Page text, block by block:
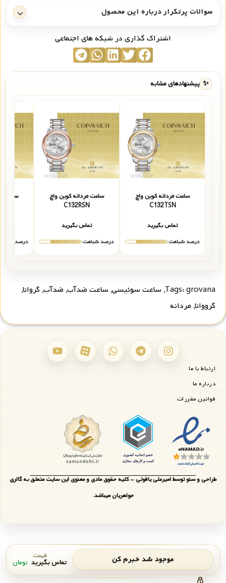
موجود شد خبرم کن قیمت
تماس بگیرید تومان
سوالات پرتکرار درباره این محصول
اشتراک گذاری در شبکه های اجتماعی
✨ پیشنهادهای مشابه
ساعت مردانه کوین واچ
C132TSN
تماس بگیرید
درصد شباهت:
ساعت مردانه کوین واچ
C132RSN
تماس بگیرید
درصد شباهت:
ساعت
درصد
Tags: grovana
, ساعت سوئیسی, ساعت ضدآب, ضدآب, گروانا,
گرووانا, مردانه
ارتباط با ما
درباره ما
قوانین مقررات
طراحی و سئو توسط امیرعلی یاقوتی - کلیه حقوق مادی و معنوی این سایت متعلق به گالری
جواهریان میباشد.